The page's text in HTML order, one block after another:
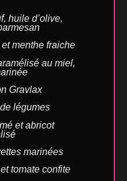
huile d’olive,
menthe fraiche
au miel,
Gravlax
légumes
et abricot
marinées
tomate confite